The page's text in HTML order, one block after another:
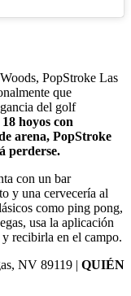
PopStroke Las
que
del golf
hoyos con
arena, PopStroke
perderse.
con un bar
y una cervecería al
como ping pong,
usa la aplicación
recibirla en el campo.
NV 89119 | QUIÉN